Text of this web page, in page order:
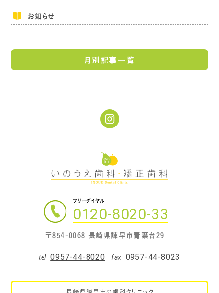
お知らせ
月別記事一覧
フリーダイヤル
0120-8020-33
〒854-0068 長崎県諫早市青葉台29
tel 0957-44-8020 fax 0957-44-8023